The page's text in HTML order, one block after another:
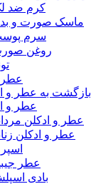
کرم ضد
ماسک صورت و
سرم
روغن
عطر
بازگشت به عطر و
عطر و
عطر و ادکلن
عطر و ادکلن
عطر
بادی